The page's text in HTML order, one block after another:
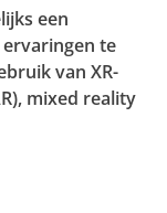
een
te
van XR-
mixed reality